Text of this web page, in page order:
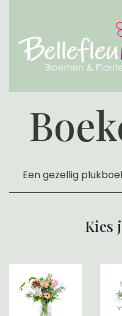
Een gezellig
Kies